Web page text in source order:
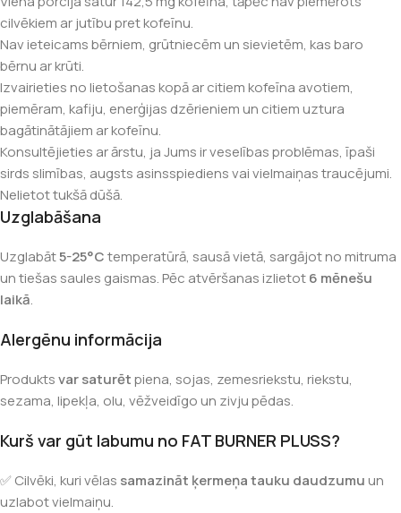
cilvēkiem ar jutību pret kofeīnu.
Nav ieteicams bērniem, grūtniecēm un sievietēm, kas baro
bērnu ar krūti.
Izvairieties no lietošanas kopā ar citiem kofeīna avotiem,
piemēram, kafiju, enerģijas dzērieniem un citiem uztura
bagātinātājiem ar kofeīnu.
Konsultējieties ar ārstu, ja Jums ir veselības problēmas, īpaši
sirds slimības, augsts asinsspiediens vai vielmaiņas traucējumi.
Nelietot tukšā dūšā.
Uzglabāšana
Uzglabāt5-25°Ctemperatūrā, sausā vietā, sargājot no mitruma
un tiešas saules gaismas. Pēc atvēršanas izlietot6 mēnešu
laikā.
Alergēnu informācija
Produktsvar saturētpiena, sojas, zemesriekstu, riekstu,
sezama, lipekļa, olu, vēžveidīgo un zivju pēdas.
Kurš var gūt labumu no FAT BURNER PLUSS?
✅ Cilvēki, kuri vēlas samazināt ķermeņa tauku daudzumuun
uzlabot vielmaiņu.